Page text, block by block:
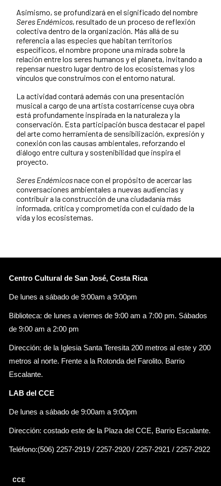
Asimismo, se profundizará en el significado del nombre
Seres Endémicos, resultado de un proceso de reflexión
colectiva dentro de la organización. Más allá de su
referencia a las especies que habitan territorios
específicos, el nombre propone una mirada sobre la
relación entre los seres humanos y el planeta, invitando a
repensar nuestro lugar dentro de los ecosistemas y los
vínculos que construimos con el entorno natural.
La actividad contará además con una presentación
musical a cargo de una artista costarricense cuya obra
está profundamente inspirada en la naturaleza y la
conservación. Esta participación busca destacar el papel
del arte como herramienta de sensibilización, expresión y
conexión con las causas ambientales, reforzando el
diálogo entre cultura y sostenibilidad que inspira el
proyecto.
Seres Endémicosnace con el propósito de acercar las
conversaciones ambientales a nuevas audiencias y
contribuir a la construcción de una ciudadanía más
informada, crítica y comprometida con el cuidado de la
vida y los ecosistemas.
Centro Cultural de San José, Costa Rica
De lunes a sábado de 9:00am a 9:00pm
Biblioteca: de lunes a viernes de 9:00 am a 7:00 pm. Sábados
de 9:00 am a 2:00 pm
Dirección: de la Iglesia Santa Teresita 200 metros al este y 200
metros al norte. Frente a la Rotonda del Farolito. Barrio
Escalante.
LAB del CCE
De lunes a sábado de 9:00am a 9:00pm
Dirección: costado este de la Plaza del CCE, Barrio Escalante.
Teléfono:(506) 2257-2919 / 2257-2920 / 2257-2921 / 2257-2922
CCE